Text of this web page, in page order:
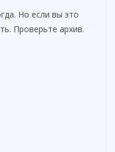
Но если вы это
Проверьте архив.